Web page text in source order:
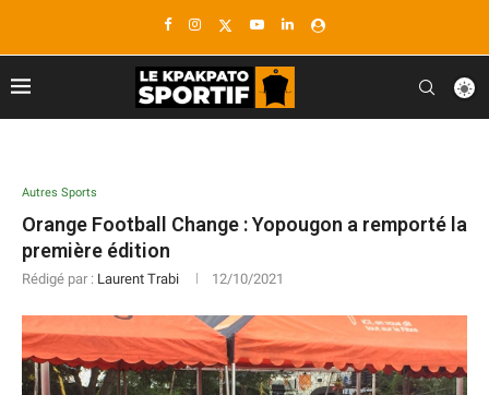
Autres Sports
Orange Football Change : Yopougon a remporté la
première édition
Rédigé par : Laurent Trabi 12/10/2021